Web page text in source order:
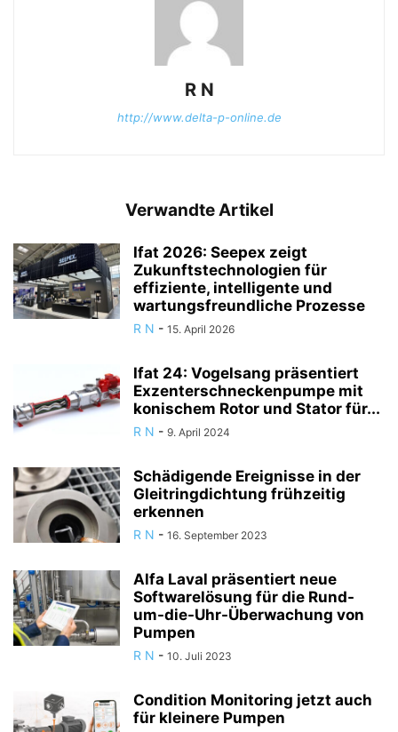
R N
http://www.delta-p-online.de
Verwandte Artikel
Ifat 2026: Seepex zeigt
Zukunftstechnologien für
effiziente, intelligente und
wartungsfreundliche Prozesse
R N - 15. April 2026
Ifat 24: Vogelsang präsentiert
Exzenterschneckenpumpe mit
konischem Rotor und Stator für...
R N - 9. April 2024
Schädigende Ereignisse in der
Gleitringdichtung frühzeitig
erkennen
R N - 16. September 2023
Alfa Laval präsentiert neue
Softwarelösung für die Rund-
um-die-Uhr-Überwachung von
Pumpen
R N - 10. Juli 2023
Condition Monitoring jetzt auch
für kleinere Pumpen